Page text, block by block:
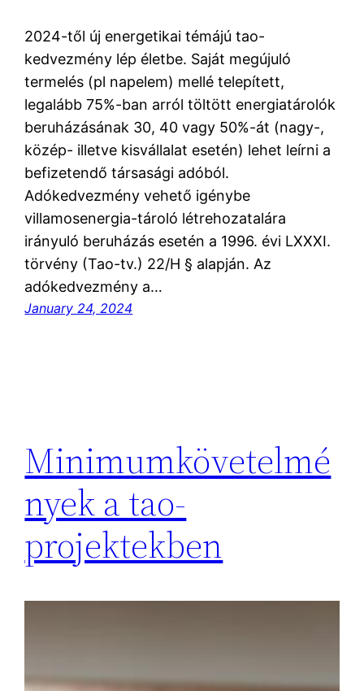
2024-től új energetikai témájú tao-
kedvezmény lép életbe. Saját megújuló
termelés (pl napelem) mellé telepített,
legalább 75%-ban arról töltött energiatárolók
beruházásának 30, 40 vagy 50%-át (nagy-,
közép- illetve kisvállalat esetén) lehet leírni a
befizetendő társasági adóból.
Adókedvezmény vehető igénybe
villamosenergia-tároló létrehozatalára
irányuló beruházás esetén a 1996. évi LXXXI.
törvény (Tao-tv.) 22/H § alapján. Az
adókedvezmény a…
January 24, 2024
Minimumkövetelmé
nyek a tao-
projektekben